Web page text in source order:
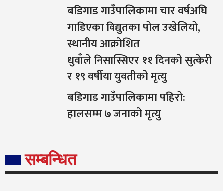
बडिगाड गाउँपालिकामा चार वर्षअघि
गाडिएका विद्युतका पोल उखेलियो,
स्थानीय आक्रोशित
धुवाँले निसास्सिएर ११ दिनको सुत्केरी
र १९ वर्षीया युवतीको मृत्यु
बडिगाड गाउँपालिकामा पहिरो:
हालसम्म ७ जनाको मृत्यु
सम्बन्धित